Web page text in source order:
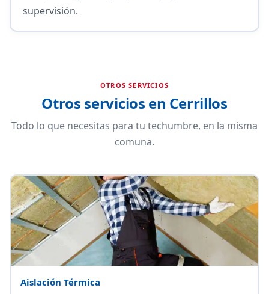
supervisión.
OTROS SERVICIOS
Otros servicios en Cerrillos
Todo lo que necesitas para tu techumbre, en la misma
comuna.
Aislación Térmica